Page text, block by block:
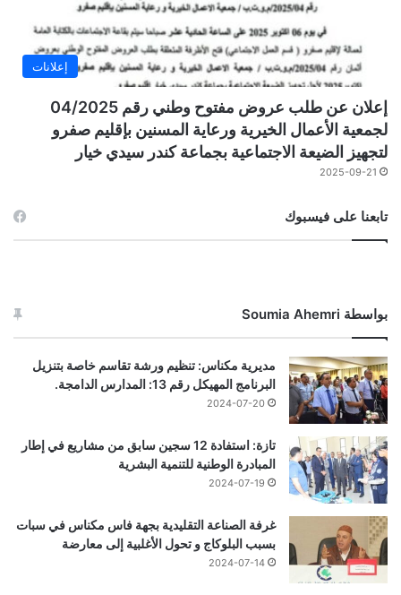
إعلانات
إعلان عن طلب عروض مفتوح وطني رقم 04/2025
لجمعية الأعمال الخيرية ورعاية المسنين بإقليم صفرو
لتجهيز الضيعة الاجتماعية بجماعة كندر سيدي خيار
2025-09-21
تابعنا على فيسبوك
بواسطة Soumia Ahemri
مديرية مكناس: تنظيم ورشة تقاسم خاصة بتنزيل
البرنامج المهيكل رقم 13: المدارس الدامجة.
2024-07-20
تازة: استفادة 12 سجين سابق من مشاريع في إطار
المبادرة الوطنية للتنمية البشرية
2024-07-19
غرفة الصناعة التقليدية بجهة فاس مكناس في سبات
بسبب البلوكاج و تحول الأغلبية إلى معارضة
2024-07-14